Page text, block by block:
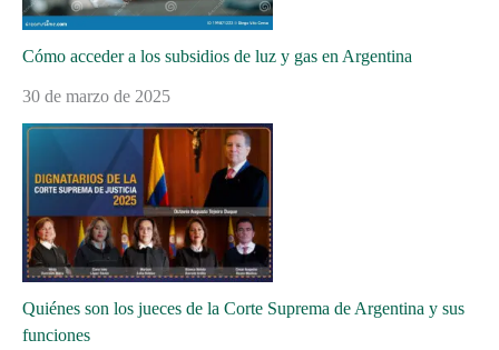
Cómo acceder a los subsidios de luz y gas en Argentina
30 de marzo de 2025
Quiénes son los jueces de la Corte Suprema de Argentina y sus
funciones